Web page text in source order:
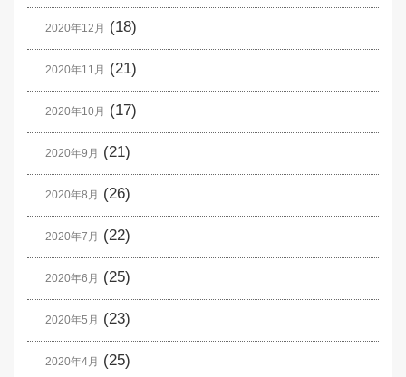
2020年12月 (18)
2020年11月 (21)
2020年10月 (17)
2020年9月 (21)
2020年8月 (26)
2020年7月 (22)
2020年6月 (25)
2020年5月 (23)
2020年4月 (25)